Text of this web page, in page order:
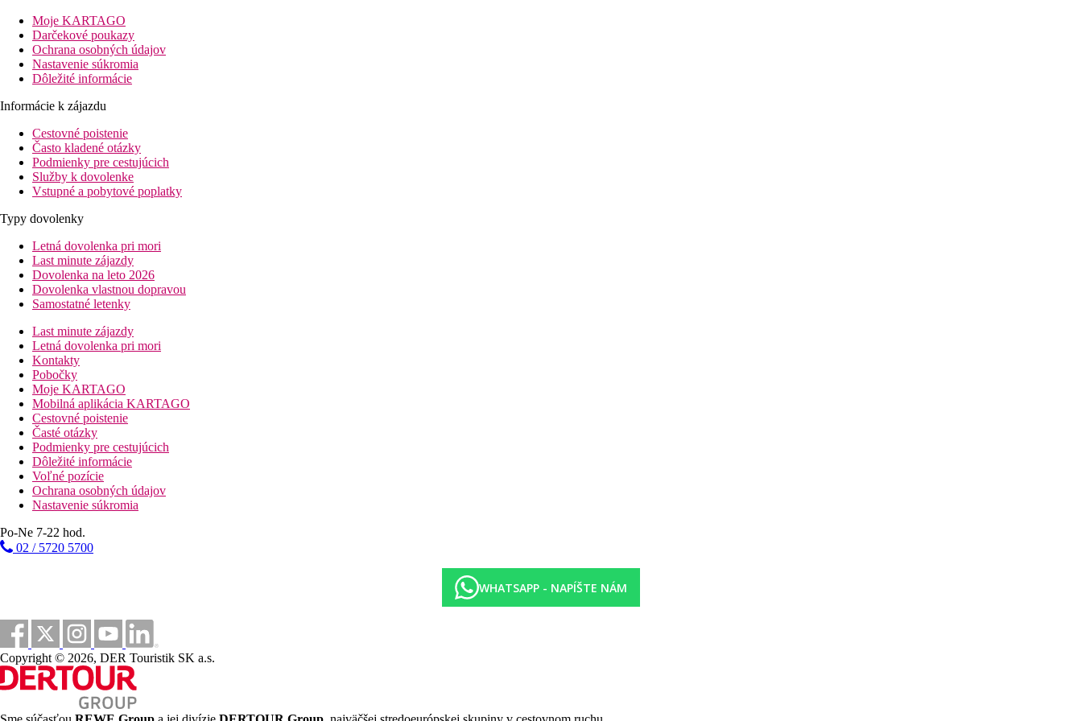
1 km
Centrum mesta
55 km
Vzdialenosť od najbližšieho letiska
100 m
Pláž
Plážová dovolenka
bazény
Ležadlá a slnečníky pri bazéne zadarmo
Vyhrievaný bazén celú sezónu
Bar pri bazéne
Fotogaléria
Moje KARTAGO
Darčekové poukazy
Ochrana osobných údajov
Nastavenie súkromia
Dôležité informácie
Informácie k zájazdu
Cestovné poistenie
Často kladené otázky
Podmienky pre cestujúcich
Služby k dovolenke
Vstupné a pobytové poplatky
Typy dovolenky
Letná dovolenka pri mori
Last minute zájazdy
Dovolenka na leto 2026
Dovolenka vlastnou dopravou
Samostatné letenky
Last minute zájazdy
Letná dovolenka pri mori
Kontakty
Pobočky
Moje KARTAGO
Mobilná aplikácia KARTAGO
Cestovné poistenie
Časté otázky
Podmienky pre cestujúcich
Dôležité informácie
Voľné pozície
Ochrana osobných údajov
Nastavenie súkromia
Po-Ne 7-22 hod.
02 / 5720 5700
WHATSAPP - NAPÍŠTE NÁM
Copyright © 2026, DER Touristik SK a.s.